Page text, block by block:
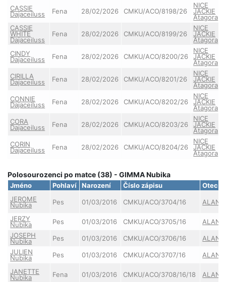
CASSIE
Dajaceiluss Fena 28/02/2026 CMKU/ACO/8198/26
NICE
JACKIE
Atagora
CASSIE
WHITE
Dajaceiluss
Fena 28/02/2026 CMKU/ACO/8199/26
NICE
JACKIE
Atagora
CINDY
Dajaceiluss Fena 28/02/2026 CMKU/ACO/8200/26
NICE
JACKIE
Atagora
CIRILLA
Dajaceiluss Fena 28/02/2026 CMKU/ACO/8201/26
NICE
JACKIE
Atagora
CONNIE
Dajaceiluss Fena 28/02/2026 CMKU/ACO/8202/26
NICE
JACKIE
Atagora
CORA
Dajaceiluss Fena 28/02/2026 CMKU/ACO/8203/26
NICE
JACKIE
Atagora
CORIN
Dajaceiluss Fena 28/02/2026 CMKU/ACO/8204/26
NICE
JACKIE
Atagora
Polosourozenci po matce (38) - GIMMA Nubika
Jméno Pohlaví Narození Číslo zápisu
Otec
JEROME
Nubika Pes 01/03/2016 CMKU/ACO/3704/16 ALAN
JERZY
Nubika Pes 01/03/2016 CMKU/ACO/3705/16
ALAN
JOSEPH
Nubika Pes 01/03/2016 CMKU/ACO/3706/16
ALAN
JULIEN
Nubika Pes 01/03/2016 CMKU/ACO/3707/16 ALAN
JANETTE
Nubika Fena 01/03/2016 CMKU/ACO/3708/16/18 ALAN